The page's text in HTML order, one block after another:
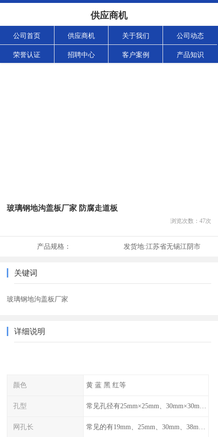
供应商机
公司首页 供应商机 关于我们 公司动态
荣誉认证 招聘中心 客户案例 产品知识
玻璃钢地沟盖板厂家 防腐走道板
浏览次数： 47次
产品规格： 发货地:江苏省无锡江阴市
关键词
玻璃钢地沟盖板厂家
详细说明
颜色 黄 蓝 黑 红等
孔型
网孔长